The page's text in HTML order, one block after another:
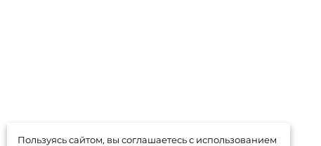
Пользуясь сайтом, вы соглашаетесь с использованием